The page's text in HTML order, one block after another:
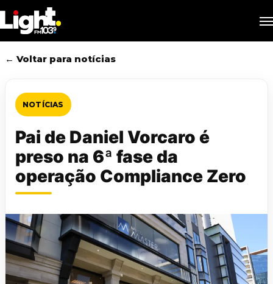
to
main
content
← Voltar para notícias
NOTÍCIAS
Pai de Daniel Vorcaro é
preso na 6ª fase da
operação Compliance Zero